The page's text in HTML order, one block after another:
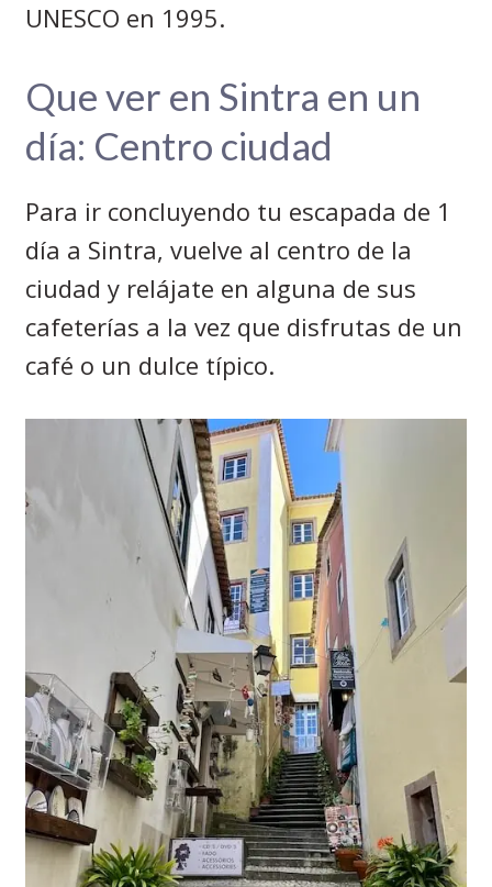
UNESCO en 1995.
Que ver en Sintra en un
día: Centro ciudad
Para ir concluyendo tu escapada de 1
día a Sintra, vuelve al centro de la
ciudad y relájate en alguna de sus
cafeterías a la vez que disfrutas de un
café o un dulce típico.